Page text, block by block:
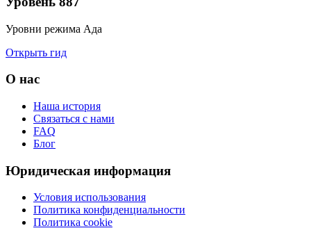
Уровни режима Ада
Открыть гид
О нас
Наша история
Связаться с нами
FAQ
Блог
Юридическая информация
Условия использования
Политика конфиденциальности
Политика cookie